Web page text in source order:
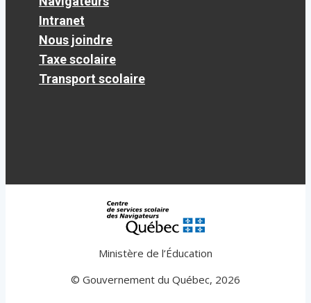
Intranet
Nous joindre
Taxe scolaire
Transport scolaire
Ministère de l’Éducation
© Gouvernement du Québec, 2026